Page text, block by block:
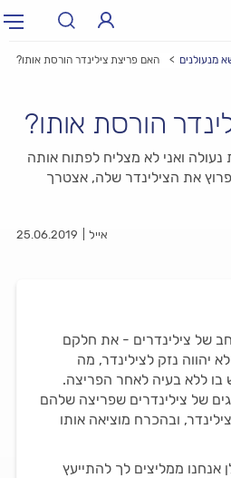
מנעולנים האם פריצת צילינדר הורסת אותו?
הורסת אותו?
ואני לא מצליח לפתוח אותה
את הצילינדר שלה, אצטרך
אייל 25.06.2019
של צילינדרים - את חלקם
יהווה נזק לצילינדר, מה
ללא בעיה לאחר הפריצה.
של צילינדרים שפריצה שלהם
ובהכרח מוציאה אותו
אנחנו ממליצים לך להתייעץ